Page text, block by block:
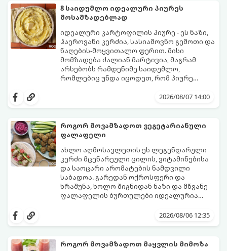
8 საიდუმლო იდეალური პიურეს
მოსამზადებლად
იდეალური კარტოფილის პიურე - ეს ნაზი,
ჰაეროვანი კერძია, სასიამოვნო გემოთი და
ნაღების-მოყვითალო ფერით. მისი
მომზადება ძალიან მარტივია, მაგრამ
არსებობს რამდენიმე საიდუმლო,
რომლებიც უნდა იცოდეთ, რომ პიურე
2026/08/07 14:00
როგორ მოვამზადოთ ვეგეტარიანული
ფალაფელი
ახლო აღმოსავლეთის ეს ლეგენდარული
კერძი მცენარეული ცილის, ვიტამინებისა
და საოცარი არომატების ნამდვილი
საბადოა. გარედან ოქროსფერი და
ხრაშუნა, ხოლო შიგნიდან ნაზი და მწვანე
ფალაფელის ბურთულები იდეალურია
სალათებთან ერთად ან ტახინის (სესამის)
მდგომარეობს, რომ გამოიყენება
შეწვისას ფორმა იდეალურად შეინარჩუნოს
2026/08/06 12:35
როგორ მოვამზადოთ მაყვლის მიმოზა